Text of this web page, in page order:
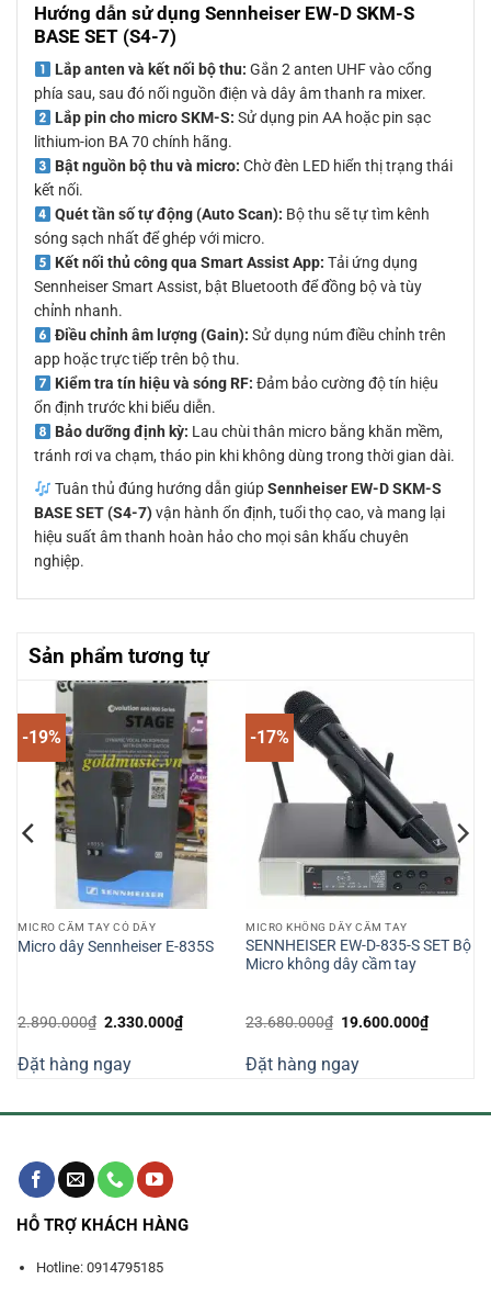
Hướng dẫn sử dụng Sennheiser EW-D SKM-S
BASE SET (S4-7)
Lắp anten và kết nối bộ thu: Gắn 2 anten UHF vào cổng
phía sau, sau đó nối nguồn điện và dây âm thanh ra mixer.
Lắp pin cho micro SKM-S: Sử dụng pin AA hoặc pin sạc
lithium-ion BA 70 chính hãng.
Bật nguồn bộ thu và micro: Chờ đèn LED hiển thị trạng thái
kết nối.
Quét tần số tự động (Auto Scan): Bộ thu sẽ tự tìm kênh
sóng sạch nhất để ghép với micro.
Kết nối thủ công qua Smart Assist App: Tải ứng dụng
Sennheiser Smart Assist, bật Bluetooth để đồng bộ và tùy
chỉnh nhanh.
Điều chỉnh âm lượng (Gain): Sử dụng núm điều chỉnh trên
app hoặc trực tiếp trên bộ thu.
Kiểm tra tín hiệu và sóng RF: Đảm bảo cường độ tín hiệu
ổn định trước khi biểu diễn.
Bảo dưỡng định kỳ: Lau chùi thân micro bằng khăn mềm,
tránh rơi va chạm, tháo pin khi không dùng trong thời gian dài.
Tuân thủ đúng hướng dẫn giúpSennheiser EW-D SKM-S
BASE SET (S4-7)vận hành ổn định, tuổi thọ cao, và mang lại
hiệu suất âm thanh hoàn hảo cho mọi sân khấu chuyên
nghiệp.
Sản phẩm tương tự
-19%
MICRO CẦM TAY CÓ DÂY
Micro dây Sennheiser E-835S
2.890.000₫ Giá
2.890.000₫.
2.330.000₫Giá
hiện
2.330.000₫.
Đặt hàng ngay
-17%
MICRO KHÔNG DÂY CẦM TAY
SENNHEISER EW-D-835-S SET Bộ
Micro không dây cầm tay
23.680.000₫ Giá
23.680.000₫.
19.600.000₫Giá
hiện
Đặt hàng ngay
HỖ TRỢ KHÁCH HÀNG
Hotline: 0914795185